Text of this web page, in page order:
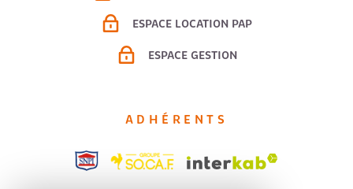
ESPACE LOCATION PAP
ESPACE GESTION
ADHÉRENTS